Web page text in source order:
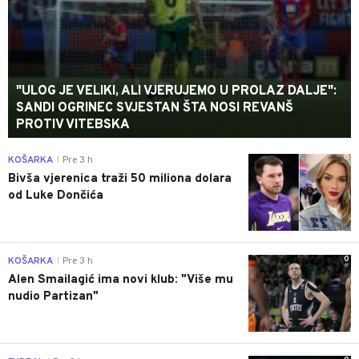
"ULOG JE VELIKI, ALI VJERUJEMO U PROLAZ DALJE":
SANDI OGRINEC SVJESTAN ŠTA NOSI REVANŠ
PROTIV VITEBSKA
0
KOŠARKA Pre 3 h
Bivša vjerenica traži 50 miliona dolara
od Luke Dončića
0
KOŠARKA Pre 3 h
Alen Smailagić ima novi klub: "Više mu
nudio Partizan"